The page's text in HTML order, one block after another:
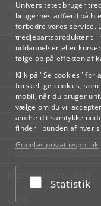
Universitetet bruger
brugernes adfærd på
forbedre vores service.
tredjepartsprodukter til
uddannelser eller
følge op på effekten af
Klik på "Se cookies" for
forskellige cookies,
mobil, når du bruger
vælge om du vil
ændre dit samtykke
finder i bunden af hver
Googles privatlivspolitik
Acceptér
Statistik
Videreuddannelse og
lifelonglearning@adm.ku.
KØBENHAVNS
KONTAKT
SERVICES
FOR STUDERENDE
JOB OG KARRIERE
NØDSITUATIONER
WEB